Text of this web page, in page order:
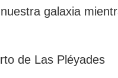
galaxia
de Las Pléyades